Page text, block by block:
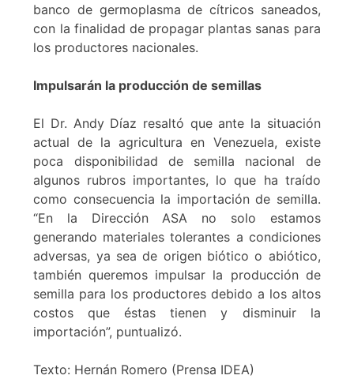
banco de germoplasma de cítricos saneados,
con la finalidad de propagar plantas sanas para
los productores nacionales.
Impulsarán la producción de semillas
El Dr. Andy Díaz resaltó que ante la situación
actual de la agricultura en Venezuela, existe
poca disponibilidad de semilla nacional de
algunos rubros importantes, lo que ha traído
como consecuencia la importación de semilla.
“En la Dirección ASA no solo estamos
generando materiales tolerantes a condiciones
adversas, ya sea de origen biótico o abiótico,
también queremos impulsar la producción de
semilla para los productores debido a los altos
costos que éstas tienen y disminuir la
importación”, puntualizó.
Texto: Hernán Romero (Prensa IDEA)